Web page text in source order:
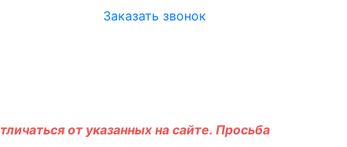
Заказать звонок
от указанных на сайте. Просьба